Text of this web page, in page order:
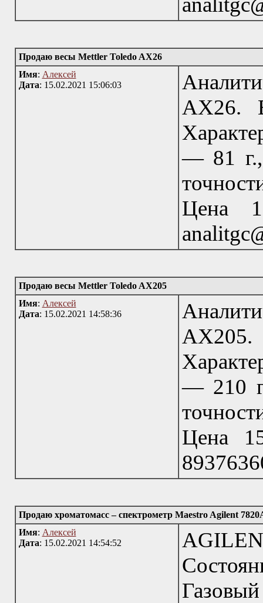
Продаю весы Mettler Toledo AX26
Имя: Алексей
Дата: 15.02.2021 15:06:03
AX26.
— 81 г.,
Цена
Продаю весы Mettler Toledo AX205
Имя: Алексей
Дата: 15.02.2021 14:58:36
— 210
Цена
Продаю хроматомасс – спектрометр Maestro Agilent
Имя: Алексей
Дата: 15.02.2021 14:54:52